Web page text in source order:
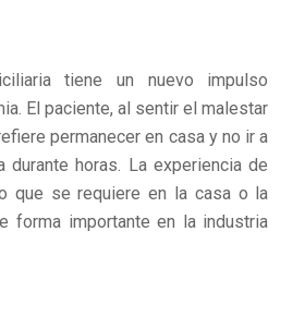
tiene un nuevo impulso
El paciente, al sentir el malestar
permanecer en casa y no ir a
durante horas. La experiencia de
que se requiere en la casa o la
forma importante en la industria